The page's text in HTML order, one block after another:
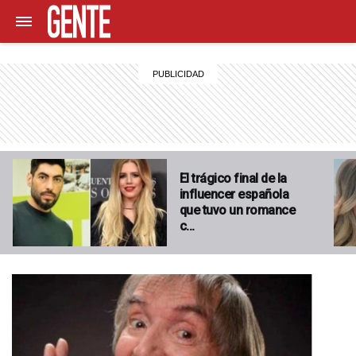
El trágico final de la
influencer española
que tuvo un romance
c…